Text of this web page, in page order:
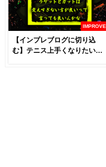
IMPROVE
【インプレブログに切り込
む】テニス上手くなりたいな